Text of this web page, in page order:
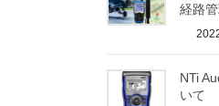
経路
NTi
いて